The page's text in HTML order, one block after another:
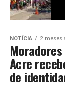
NOTÍCIA 2 meses
Acre
de